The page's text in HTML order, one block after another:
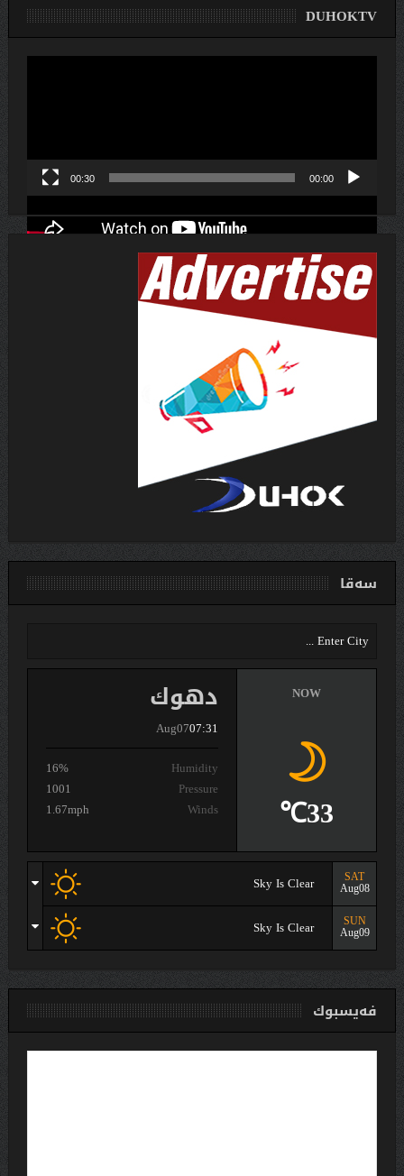
DUHOKTV
00:00
00:30
سەقا
دهوك
Aug0707:31
Humidity
16%
Pressure
1001
Winds
1.67mph
NOW
33℃
SAT
Aug08
Sky Is Clear
SUN
Aug09
Sky Is Clear
فەیسبوك